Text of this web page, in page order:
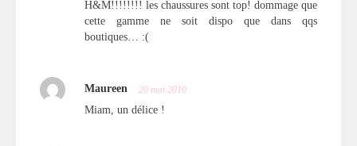
H&M!!!!!!!! les chaussures sont top! dommage que
cette gamme ne soit dispo que dans qqs
boutiques… :(
Maureen 20 mai 2010
Miam, un délice !